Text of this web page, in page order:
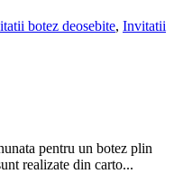
botez deosebite, Invitatii
pentru un botez plin
realizate din carto...